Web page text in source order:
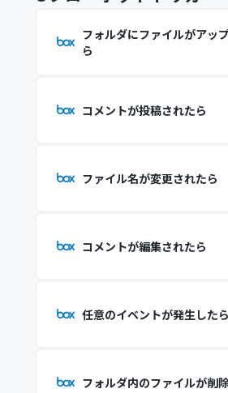
フォルダにファイルがアッ
ら
コメントが投稿されたら
ファイル名が変更されたら
コメントが編集されたら
任意のイベントが発生したら
フォルダ内のファイルが削